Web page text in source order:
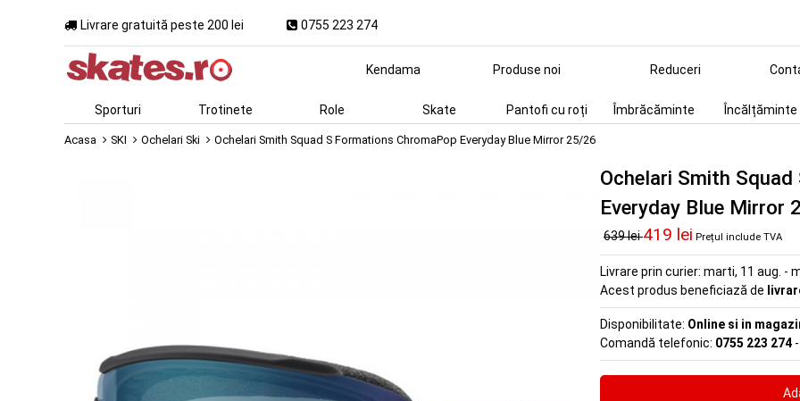
Livrare gratuită peste 200 lei 0755 223 274
Kendama Produse noi Reduceri
Sporturi Trotinete Role Skate Pantofi cu roți Îmbrăcăminte Încălțăminte
Acasa SKI Ochelari Ski Ochelari Smith Squad S Formations ChromaPop Everyday Blue Mirror 25/26
Ochelari Smith
Everyday Blue Mirror
639 lei419 lei Prețul include TVA
Livrare prin curier: marti, 11 aug. -
Acest produs beneficiază de
Disponibilitate: Online si in
Comandă telefonic: 0755 223 274